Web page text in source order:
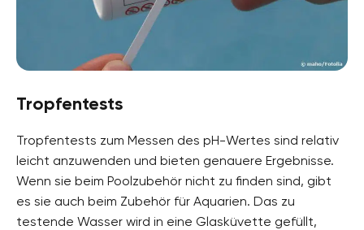
Tropfentests
Tropfentests zum Messen des pH-Wertes sind relativ
leicht anzuwenden und bieten genauere Ergebnisse.
Wenn sie beim Poolzubehör nicht zu finden sind, gibt
es sie auch beim Zubehör für Aquarien. Das zu
testende Wasser wird in eine Glasküvette gefüllt,